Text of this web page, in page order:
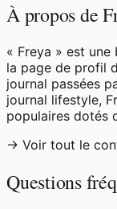
À propos de
« Freya » est
la page de profil
journal passées
journal lifestyle,
populaires dotés
→ Voir tout le
Questions